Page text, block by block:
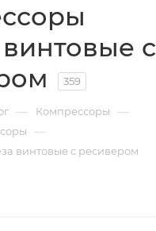
с
359
— Компрессоры —
—
винтовые с ресивером